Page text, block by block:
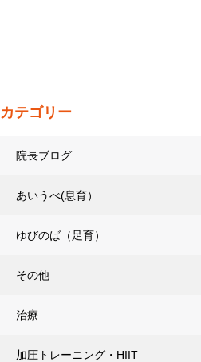
カテゴリー
院長ブログ
あいうべ(息育）
ゆびのば（足育）
その他
治療
加圧トレーニング・HIIT